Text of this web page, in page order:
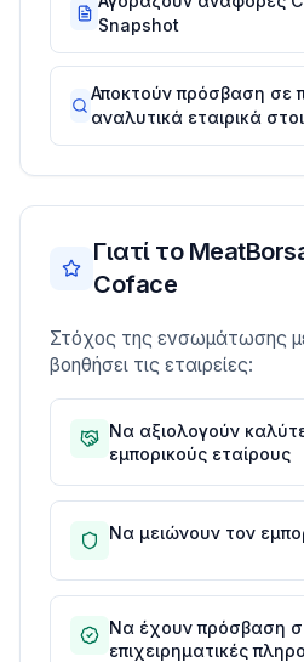
Snapshot
Αποκτούν πρόσβαση σε
αναλυτικά εταιρικά
Γιατί το
Coface
Στόχος της ενσωμάτωσης
βοηθήσει τις εταιρείες:
Να αξιολογούν
εμπορικούς εταίρους
Να μειώνουν τον
Να έχουν πρόσβαση
επιχειρηματικές